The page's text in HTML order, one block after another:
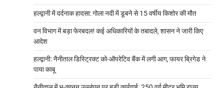
हल्द्वानी में दर्दनाक हादसा: गोला नदी में डूबने से 15 वर्षीय किशोर की मौत
वन विभाग में बड़ा फेरबदल! कई अधिकारियों के तबादले, शासन ने जारी किए
आदेश
हल्द्वानी: नैनीताल डिस्ट्रिक्ट को-ऑपरेटिव बैंक में लगी आग, फायर ब्रिगेड ने
पाया काबू